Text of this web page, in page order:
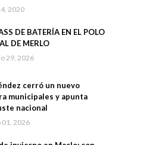
2020
DE BATERÍA EN EL POLO
DE MERLO
29, 2026
cerró un nuevo
municipales y apunta
nacional
2026